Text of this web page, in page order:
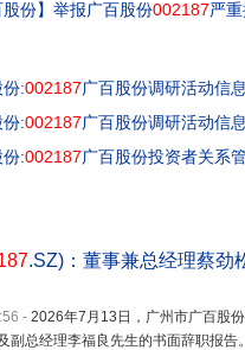
股份】 举报广百股份002187严
份:002187广百股份调研活动信
份:002187广百股份调研活动信
份:002187广百股份投资者关系
.SZ)：董事兼总经理蔡劲
- 2026年7月13日，广州市广百股
副总经理李福良先生的书面辞职报告。